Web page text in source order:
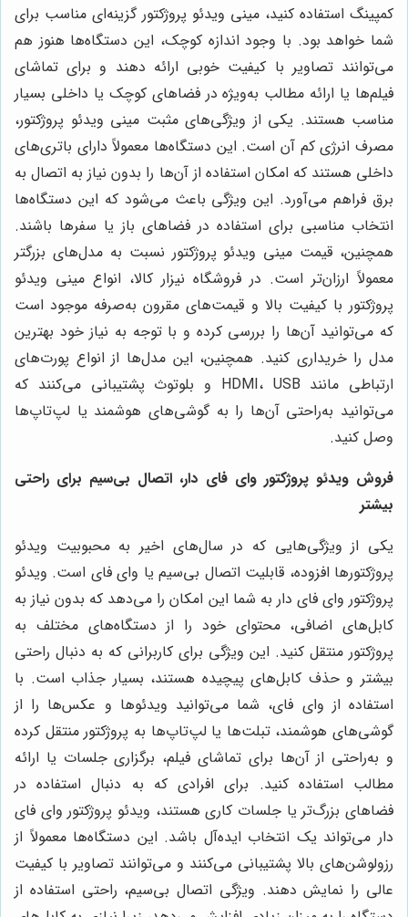
کمپینگ استفاده کنید، مینی ویدئو پروژکتور گزینه‌ای مناسب برای
شما خواهد بود. با وجود اندازه کوچک، این دستگاه‌ها هنوز هم
می‌توانند تصاویر با کیفیت خوبی ارائه دهند و برای تماشای
فیلم‌ها یا ارائه مطالب به‌ویژه در فضاهای کوچک یا داخلی بسیار
مناسب هستند. یکی از ویژگی‌های مثبت مینی ویدئو پروژکتور،
مصرف انرژی کم آن است. این دستگاه‌ها معمولاً دارای باتری‌های
داخلی هستند که امکان استفاده از آن‌ها را بدون نیاز به اتصال به
برق فراهم می‌آورد. این ویژگی باعث می‌شود که این دستگاه‌ها
انتخاب مناسبی برای استفاده در فضاهای باز یا سفرها باشند.
همچنین، قیمت مینی ویدئو پروژکتور نسبت به مدل‌های بزرگتر
معمولاً ارزان‌تر است. در فروشگاه نیزار کالا، انواع مینی ویدئو
پروژکتور با کیفیت بالا و قیمت‌های مقرون به‌صرفه موجود است
که می‌توانید آن‌ها را بررسی کرده و با توجه به نیاز خود بهترین
مدل را خریداری کنید. همچنین، این مدل‌ها از انواع پورت‌های
ارتباطی مانند HDMI، USB و بلوتوث پشتیبانی می‌کنند که
می‌توانید به‌راحتی آن‌ها را به گوشی‌های هوشمند یا لپ‌تاپ‌ها
وصل کنید.
فروش ویدئو پروژکتور وای فای دار، اتصال بی‌سیم برای راحتی
بیشتر
یکی از ویژگی‌هایی که در سال‌های اخیر به محبوبیت ویدئو
پروژکتورها افزوده، قابلیت اتصال بی‌سیم یا وای فای است. ویدئو
پروژکتور وای فای دار به شما این امکان را می‌دهد که بدون نیاز به
کابل‌های اضافی، محتوای خود را از دستگاه‌های مختلف به
پروژکتور منتقل کنید. این ویژگی برای کاربرانی که به دنبال راحتی
بیشتر و حذف کابل‌های پیچیده هستند، بسیار جذاب است. با
استفاده از وای فای، شما می‌توانید ویدئوها و عکس‌ها را از
گوشی‌های هوشمند، تبلت‌ها یا لپ‌تاپ‌ها به پروژکتور منتقل کرده
و به‌راحتی از آن‌ها برای تماشای فیلم، برگزاری جلسات یا ارائه
مطالب استفاده کنید. برای افرادی که به دنبال استفاده در
فضاهای بزرگ‌تر یا جلسات کاری هستند، ویدئو پروژکتور وای فای
دار می‌تواند یک انتخاب ایده‌آل باشد. این دستگاه‌ها معمولاً از
رزولوشن‌های بالا پشتیبانی می‌کنند و می‌توانند تصاویر با کیفیت
عالی را نمایش دهند. ویژگی اتصال بی‌سیم، راحتی استفاده از